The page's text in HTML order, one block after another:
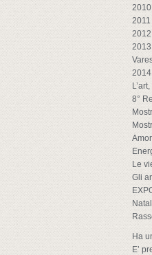
2014
8°
Le
Gli
Ha
E’